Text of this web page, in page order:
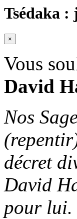
Tsédaka :
×
Vous
David
Nos
décret
David
pour lui.